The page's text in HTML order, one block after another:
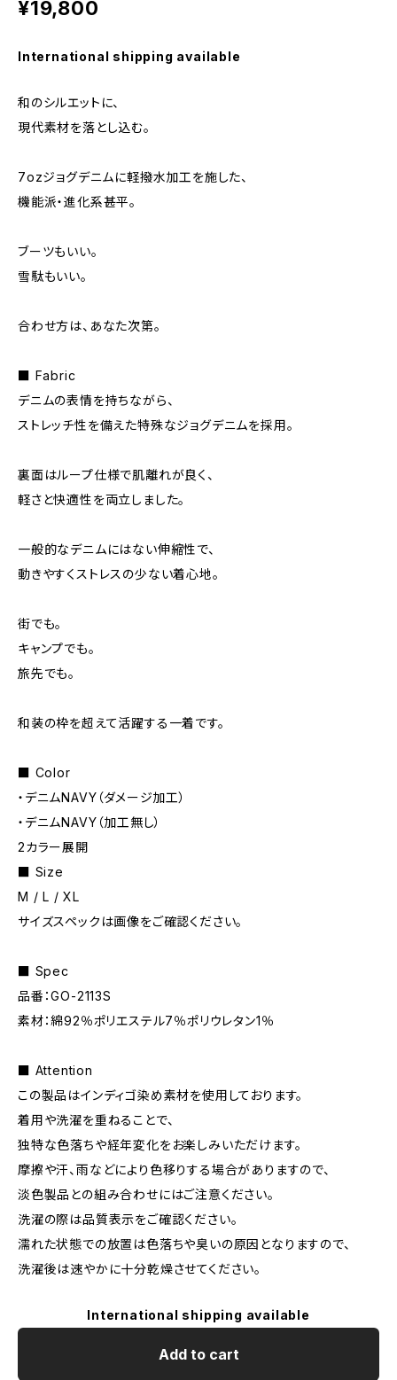
¥19,800
International shipping available
和のシルエットに、
現代素材を落とし込む。
7ozジョグデニムに軽撥水加工を施した、
機能派・進化系甚平。
ブーツもいい。
雪駄もいい。
合わせ方は、あなた次第。
■ Fabric
デニムの表情を持ちながら、
ストレッチ性を備えた特殊なジョグデニムを採用。
裏面はループ仕様で肌離れが良く、
軽さと快適性を両立しました。
一般的なデニムにはない伸縮性で、
動きやすくストレスの少ない着心地。
街でも。
キャンプでも。
旅先でも。
和装の枠を超えて活躍する一着です。
■ Color
・デニムNAVY（ダメージ加工）
・デニムNAVY（加工無し）
2カラー展開
■ Size
M / L / XL
サイズスペックは画像をご確認ください。
■ Spec
品番：GO-2113S
素材：綿92％ポリエステル7％ポリウレタン1％
■ Attention
この製品はインディゴ染め素材を使用しております。
着用や洗濯を重ねることで、
独特な色落ちや経年変化をお楽しみいただけます。
摩擦や汗、雨などにより色移りする場合がありますので、
淡色製品との組み合わせにはご注意ください。
洗濯の際は品質表示をご確認ください。
濡れた状態での放置は色落ちや臭いの原因となりますので、
洗濯後は速やかに十分乾燥させてください。
International shipping available
Add to cart